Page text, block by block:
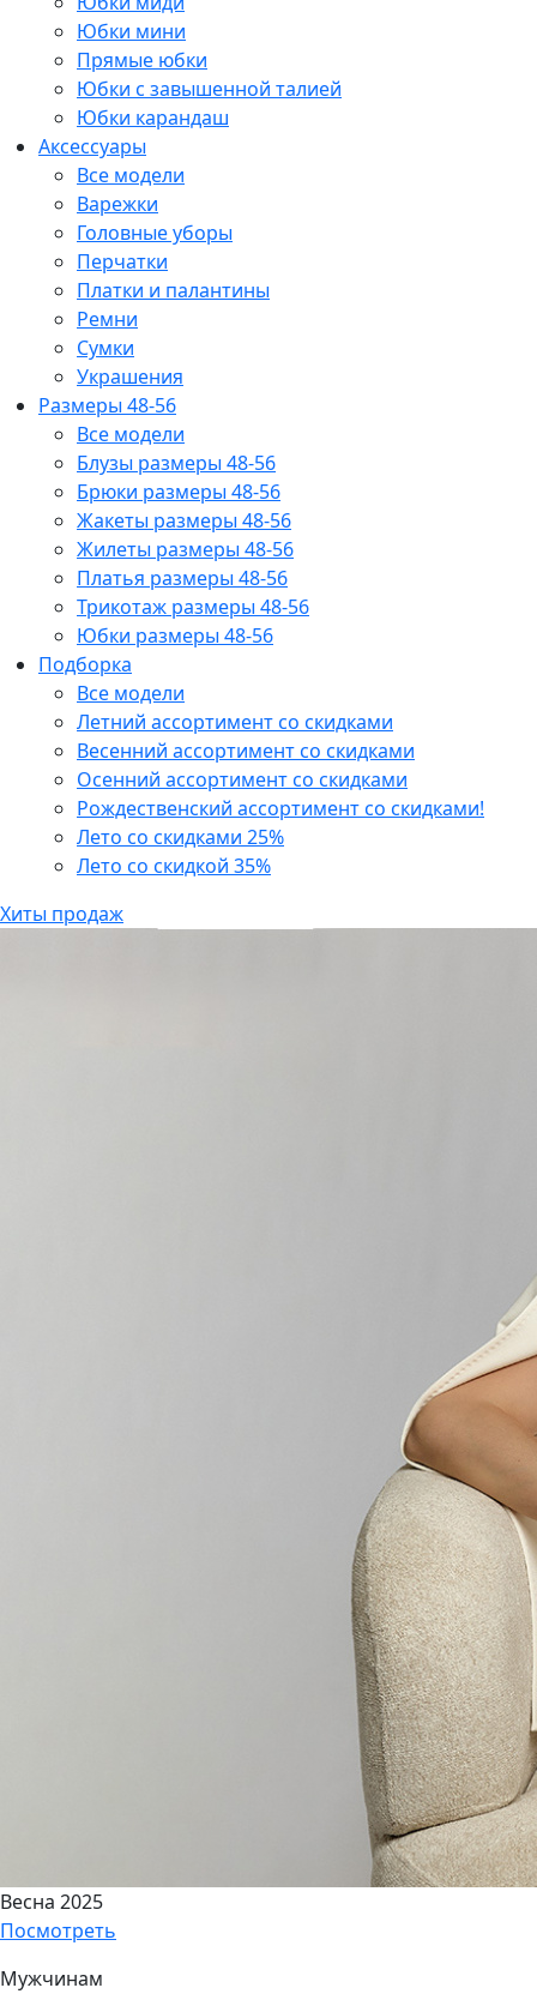
Юбки мини
Прямые юбки
Юбки с завышенной талией
Юбки карандаш
Аксессуары
Все модели
Варежки
Головные уборы
Перчатки
Платки и палантины
Ремни
Сумки
Украшения
Размеры 48-56
Все модели
Блузы размеры 48-56
Брюки размеры 48-56
Жакеты размеры 48-56
Жилеты размеры 48-56
Платья размеры 48-56
Трикотаж размеры 48-56
Юбки размеры 48-56
Подборка
Все модели
Летний ассортимент со скидками
Весенний ассортимент со скидками
Осенний ассортимент со скидками
Рождественский ассортимент со скидками!
Лето со скидками 25%
Лето со скидкой 35%
Хиты продаж
Весна 2025
Посмотреть
Мужчинам